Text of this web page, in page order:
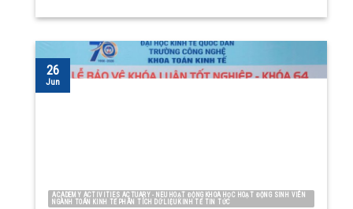
ACADEMY ACTIVITIES ACTUARY - NEU HOẠT ĐỘNG KHOA HỌC HOẠT ĐỘNG SINH VIÊN
NGÀNH TOÁN KINH TẾ PHÂN TÍCH DỮ LIỆU KINH TẾ TIN TỨC
26
Jun